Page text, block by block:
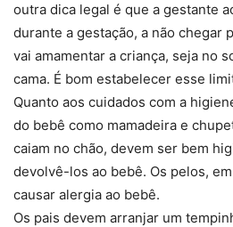
outra dica legal é que a gestante
durante a gestação, a não chegar
vai amamentar a criança, seja no
cama. É bom estabelecer esse
Quanto aos cuidados com a
do bebê como mamadeira e
caiam no chão, devem ser bem
devolvê-los ao bebê. Os pelos,
causar alergia ao bebê.
Os pais devem arranjar um